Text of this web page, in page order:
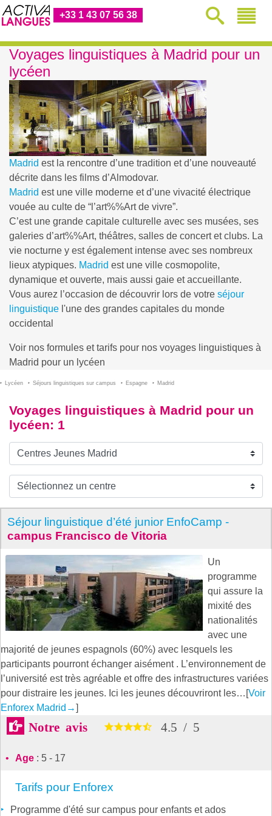
+33 1 43 07 56 38
Voyages linguistiques à Madrid pour un
lycéen
Madrid est la rencontre d’une tradition et d’une nouveauté
décrite dans les films d’Almodovar.
Madrid est une ville moderne et d’une vivacité électrique
vouée au culte de “l’art%%Artde vivre”.
C’est une grande capitale culturelle avec ses musées, ses
galeries d’art%%Art, théâtres, salles de concert et clubs. La
vie nocturne y est également intense avec ses nombreux
lieux atypiques. Madrid est une ville cosmopolite,
dynamique et ouverte, mais aussi gaie et accueillante.
Vous aurez l’occasion de découvrir lors de votre séjour
linguistique l'une des grandes capitales du monde
occidental
Voir nos formules et tarifs pour nos voyages linguistiques à
Madrid pour un lycéen
Lycéen Séjours linguistiques sur campus Espagne Madrid
Voyages linguistiques à Madrid pour un
lycéen: 1
Séjour linguistique d’été junior EnfoCamp -
campus Francisco de Vitoria
Un
programme
qui assure la
mixité des
nationalités
avec une
majorité de jeunes espagnols (60%) avec lesquels les
participants pourront échanger aisément . L’environnement de
l’université est très agréable et offre des infrastructures variées
pour distraire les jeunes. Ici les jeunes découvriront les…[Voir
Enforex Madrid →]
Notre avis 4.5 / 5
Age : 5 - 17
Tarifs pour Enforex
Programme d'été sur campus pour enfants et ados